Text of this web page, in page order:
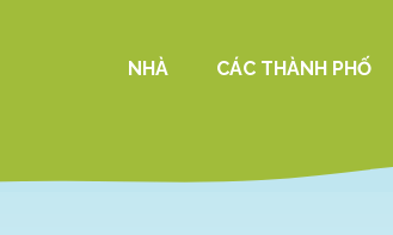
NHÀ CÁC THÀNH PHỐ